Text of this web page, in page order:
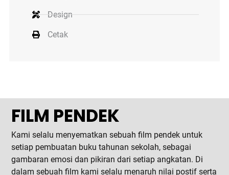
Design
Cetak
FILM PENDEK
Kami selalu menyematkan sebuah film pendek untuk
setiap pembuatan buku tahunan sekolah, sebagai
gambaran emosi dan pikiran dari setiap angkatan. Di
dalam sebuah film kami selalu menaruh nilai postif serta